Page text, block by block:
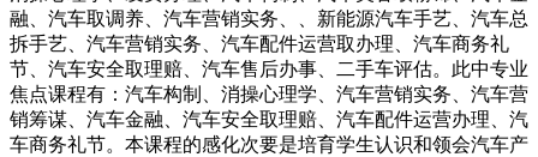
融、汽车取调养、汽车营销实务、、新能源汽车手艺、汽车总
拆手艺、汽车营销实务、汽车配件运营取办理、汽车商务礼
节、汽车安全取理赔、汽车售后办事、二手车评估。此中专业
焦点课程有：汽车构制、消操心理学、汽车营销实务、汽车营
销筹谋、汽车金融、汽车安全取理赔、汽车配件运营办理、汽
车商务礼节。本课程的感化次要是培育学生认识和领会汽车产